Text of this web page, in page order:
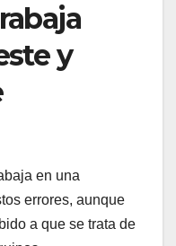
y
en una
errores, aunque
a que se trata de